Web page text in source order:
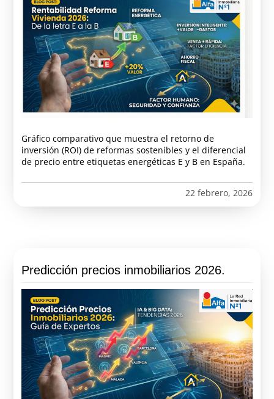
Gráfico comparativo que muestra el retorno de
inversión (ROI) de reformas sostenibles y el diferencial
de precio entre etiquetas energéticas E y B en España.
22 febrero, 2026
Predicción precios inmobiliarios 2026.